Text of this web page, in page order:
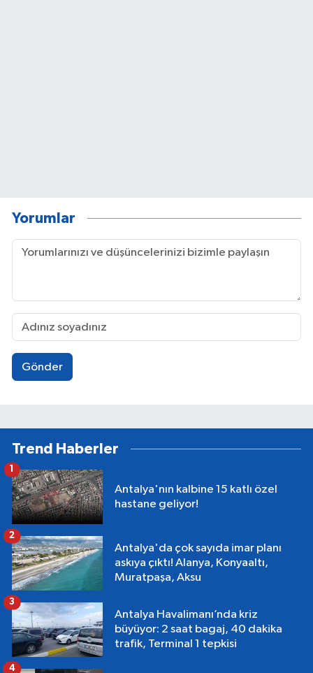
Yorumlar
Gönder
Trend Haberler
Antalya'nın kalbine 15 katlı özel
hastane geliyor!
1
Antalya'da çok sayıda imar planı
askıya çıktı! Alanya, Konyaaltı,
Muratpaşa, Aksu
2
Antalya Havalimanı’nda kriz
büyüyor: 2 saat bagaj, 40 dakika
trafik, Terminal 1 tepkisi
3
4